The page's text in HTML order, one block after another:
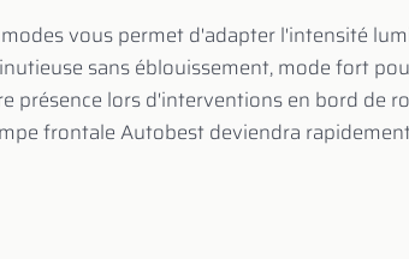
vous permet d'adapter l'intensité
sans éblouissement, mode fort
présence lors d'interventions en bord de
frontale Autobest deviendra